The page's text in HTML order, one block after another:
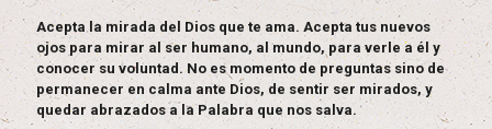
Acepta la mirada del Dios que te ama. Acepta tus nuevos
ojos para mirar al ser humano, al mundo, para verle a él y
conocer su voluntad. No es momento de preguntas sino de
permanecer en calma ante Dios, de sentir ser mirados, y
quedar abrazados a la Palabra que nos salva.